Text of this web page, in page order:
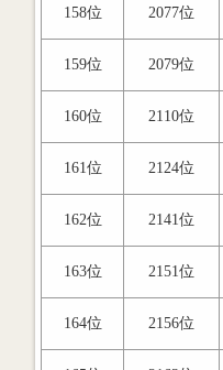
158位 2077位
159位 2079位
160位 2110位
161位 2124位
162位 2141位
163位 2151位
164位 2156位